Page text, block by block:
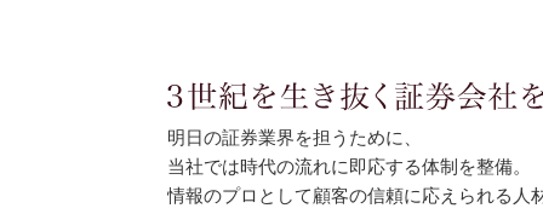
明日の証券業界を担うために、
当社では時代の流れに即応する体制を整備。
情報のプロとして顧客の信頼に応えられる人